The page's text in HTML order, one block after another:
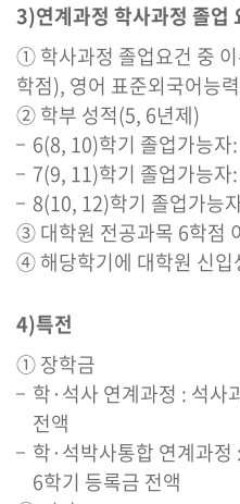
3)연계과정 학사과정 졸업
① 학사과정 졸업요건 중
학점), 영어 표준외국어능
② 학부 성적(5, 6년제)
6(8, 10)학기 졸업가능
7(9, 11)학기 졸업가능
8(10, 12)학기 졸업가능
③ 대학원 전공과목 6학점
④ 해당학기에 대학원 신입
4)특전
① 장학금
학·석사 연계과정 : 석사
전액
학·석박사통합 연계과
6학기 등록금 전액